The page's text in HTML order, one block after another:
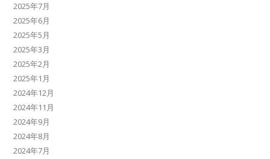
2025年7月
2025年6月
2025年5月
2025年3月
2025年2月
2025年1月
2024年12月
2024年11月
2024年9月
2024年8月
2024年7月